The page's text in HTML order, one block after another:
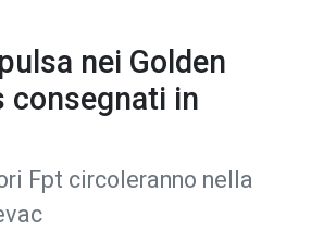
nei Golden
consegnati in
Fpt circoleranno nella